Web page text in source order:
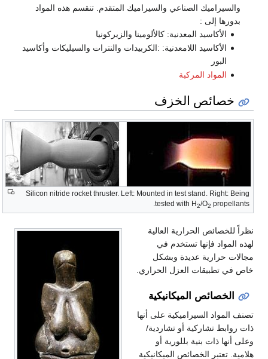
والسيراميك الصناعي والسيراميك المتقدم. تنقسم هذه المواد
بدورها إلى :
الأكاسيد المعدنية: كالألومينا والزيركونيا
الأكاسيد اللامعدنية: :الكربيدات والنترات والسيليكات وأكاسيد
البور
المواد المركبة
خصائص الخزف
Silicon nitride rocket thruster. Left: Mounted in test stand. Right: Being
tested with H2/O2 propellants.
الخصائص
الحرارية
نظراً للخصائص الحرارية العالية
لهذه المواد فإنها تستخدم في
مجالات حرارية عديدة وبشكل
خاص في تطبيقات العزل الحراري.
الخصائص الميكانيكية
تصنف المواد السيراميكية على أنها
ذات روابط تشاركية أو تشاردية/
وعلى أنها ذات بنية بللورية أو
هلامية. تعتبر الخصائص الميكانيكية